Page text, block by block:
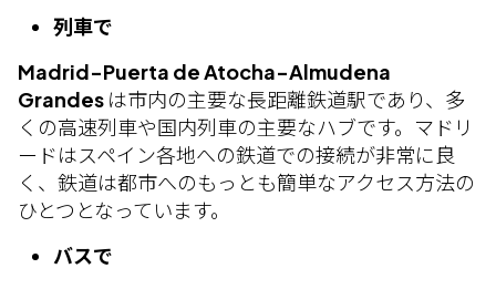
列車で
Madrid-Puerta de Atocha-Almudena
Grandes は市内の主要な長距離鉄道駅であり、多
くの高速列車や国内列車の主要なハブです。マドリ
ードはスペイン各地への鉄道での接続が非常に良
く、鉄道は都市へのもっとも簡単なアクセス方法の
ひとつとなっています。
バスで